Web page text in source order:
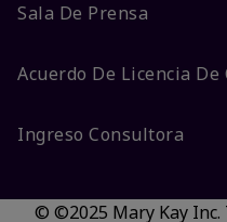
Sala De Prensa
Acuerdo De Licencia De
Ingreso Consultora
© ©2025 Mary Kay Inc.